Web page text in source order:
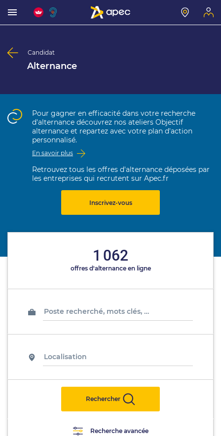
Candidat
Alternance
Pour gagner en efficacité dans votre recherche
d'alternance découvrez nos ateliers Objectif
alternance et repartez avec votre plan d'action
personnalisé.
En savoir plus
Retrouvez tous les offres d'alternance déposées par
les entreprises qui recrutent sur Apec.fr
Inscrivez-vous
1 062
offres d'alternance en ligne
Recherche avancée
Rechercher